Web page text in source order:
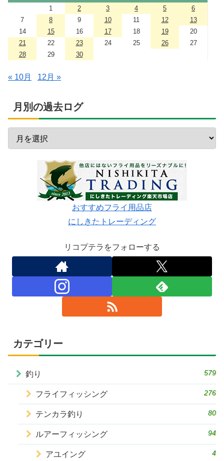
1
2 3 4 5
6
7
8 9 10 11 12
13
14
15 16 17 18 19
20
21
22 23 24 25 26
27
28
29 30
« 10月 12月 »
月別の過去ログ
おすすめフライ用品店
にしきたトレーディング
リコプテラをフォローする
カテゴリー
釣り 579
フライフィッシング 276
テンカラ釣り 80
ルアーフィッシング 94
アユイング 4